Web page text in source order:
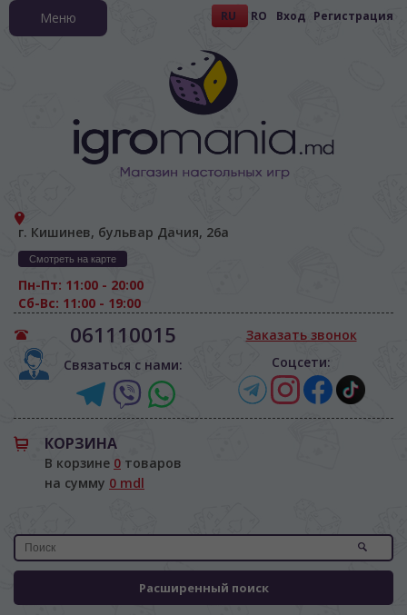
RU RO Вход Регистрация
г. Кишинев, бульвар Дачия, 26а
Смотреть на карте
Пн-Пт: 11:00 - 20:00
Сб-Вс: 11:00 - 19:00
061110015
Связаться с нами:
Заказать звонок
Соцсети:
КОРЗИНА
В корзине 0 товаров
на сумму 0 mdl
Расширенный поиск
Меню